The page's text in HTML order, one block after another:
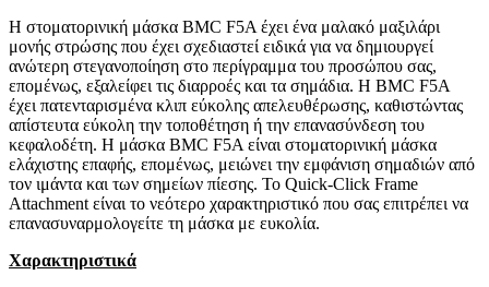
Η στοματορινική μάσκα BMC F5A έχει ένα μαλακό μαξιλάρι
μονής στρώσης που έχει σχεδιαστεί ειδικά για να δημιουργεί
ανώτερη στεγανοποίηση στο περίγραμμα του προσώπου σας,
επομένως, εξαλείφει τις διαρροές και τα σημάδια. Η BMC F5A
έχει πατενταρισμένα κλιπ εύκολης απελευθέρωσης, καθιστώντας
απίστευτα εύκολη την τοποθέτηση ή την επανασύνδεση του
κεφαλοδέτη. Η μάσκα BMC F5A είναι στοματορινική μάσκα
ελάχιστης επαφής, επομένως, μειώνει την εμφάνιση σημαδιών από
τον ιμάντα και των σημείων πίεσης. Το Quick-Click Frame
Attachment είναι το νεότερο χαρακτηριστικό που σας επιτρέπει να
επανασυναρμολογείτε τη μάσκα με ευκολία.
Χαρακτηριστικά